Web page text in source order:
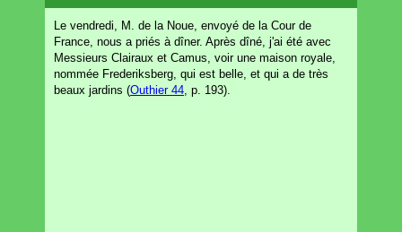
Le vendredi, M. de la Noue, envoyé de la Cour de
France, nous a priés à dîner. Après dîné, j'ai été avec
Messieurs Clairaux et Camus, voir une maison royale,
nommée Frederiksberg, qui est belle, et qui a de très
beaux jardins (Outhier 44 , p. 193).